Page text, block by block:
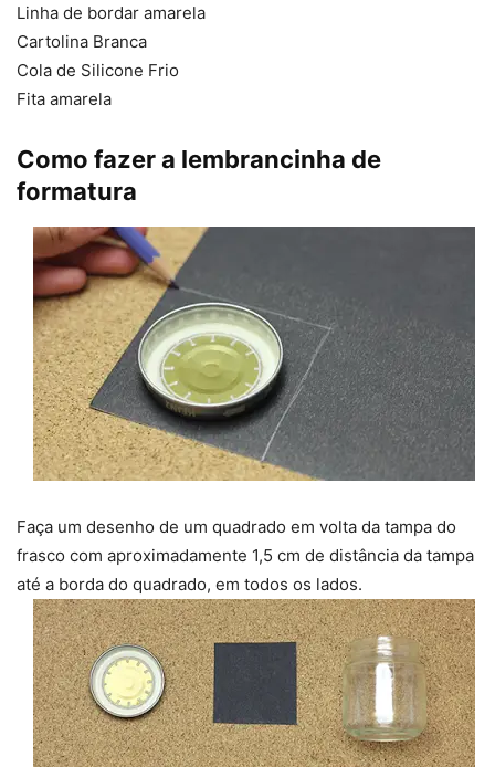
Linha de bordar amarela
Cartolina Branca
Cola de Silicone Frio
Fita amarela
Como fazer a lembrancinha de
formatura
Faça um desenho de um quadrado em volta da tampa do
frasco com aproximadamente 1,5 cm de distância da tampa
até a borda do quadrado, em todos os lados.